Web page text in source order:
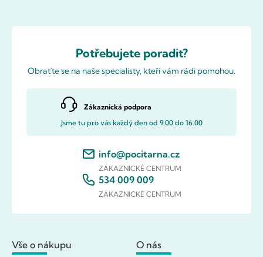
Potřebujete poradit?
Obraťte se na naše specialisty, kteří vám rádi pomohou.
Zákaznická podpora
Jsme tu pro vás každý den od 9.00 do 16.00
info@pocitarna.cz
ZÁKAZNICKÉ CENTRUM
534 009 009
ZÁKAZNICKÉ CENTRUM
Vše o nákupu O nás